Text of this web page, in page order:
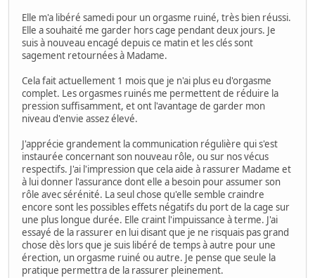
Elle m'a libéré samedi pour un orgasme ruiné, très bien réussi.
Elle a souhaité me garder hors cage pendant deux jours. Je
suis à nouveau encagé depuis ce matin et les clés sont
sagement retournées à Madame.
Cela fait actuellement 1 mois que je n'ai plus eu d'orgasme
complet. Les orgasmes ruinés me permettent de réduire la
pression suffisamment, et ont l'avantage de garder mon
niveau d'envie assez élevé.
J'apprécie grandement la communication régulière qui s'est
instaurée concernant son nouveau rôle, ou sur nos vécus
respectifs. J'ai l'impression que cela aide à rassurer Madame et
à lui donner l'assurance dont elle a besoin pour assumer son
rôle avec sérénité. La seul chose qu'elle semble craindre
encore sont les possibles effets négatifs du port de la cage sur
une plus longue durée. Elle craint l'impuissance à terme. J'ai
essayé de la rassurer en lui disant que je ne risquais pas grand
chose dès lors que je suis libéré de temps à autre pour une
érection, un orgasme ruiné ou autre. Je pense que seule la
pratique permettra de la rassurer pleinement.